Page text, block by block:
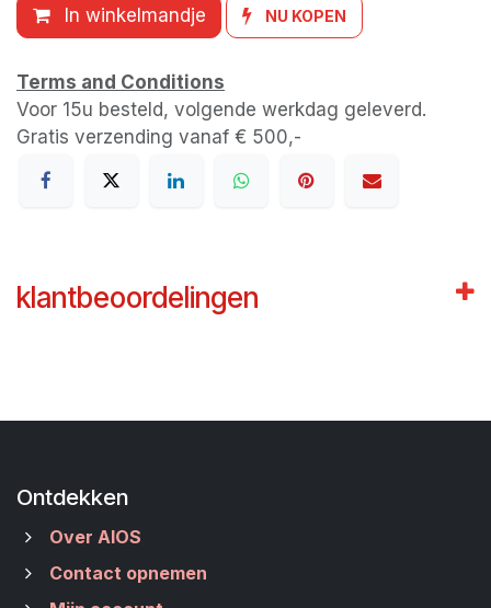
In winkelmandje NU KOPEN
Terms and Conditions
Voor 15u besteld, volgende werkdag geleverd.
Gratis verzending vanaf € 500,-
klantbeoordelingen
Ontdekken
Over AIOS
Contact opnemen